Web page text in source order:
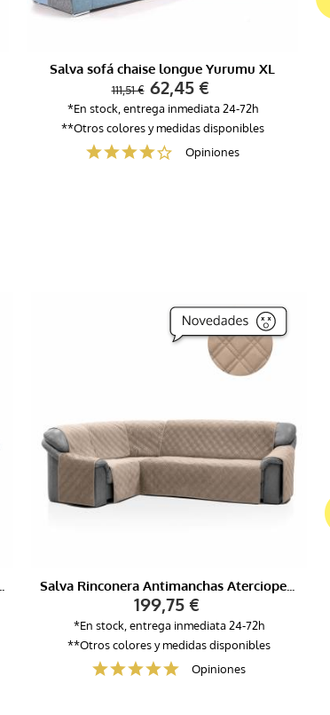
Salva sofá chaise longue Yurumu XL
111,51 € 62,45 €
*En stock, entrega inmediata 24-72h
**Otros colores y medidas disponibles
Opiniones
199,75 €
*En stock, entrega inmediata 24-72h
**Otros colores y medidas disponibles
Opiniones